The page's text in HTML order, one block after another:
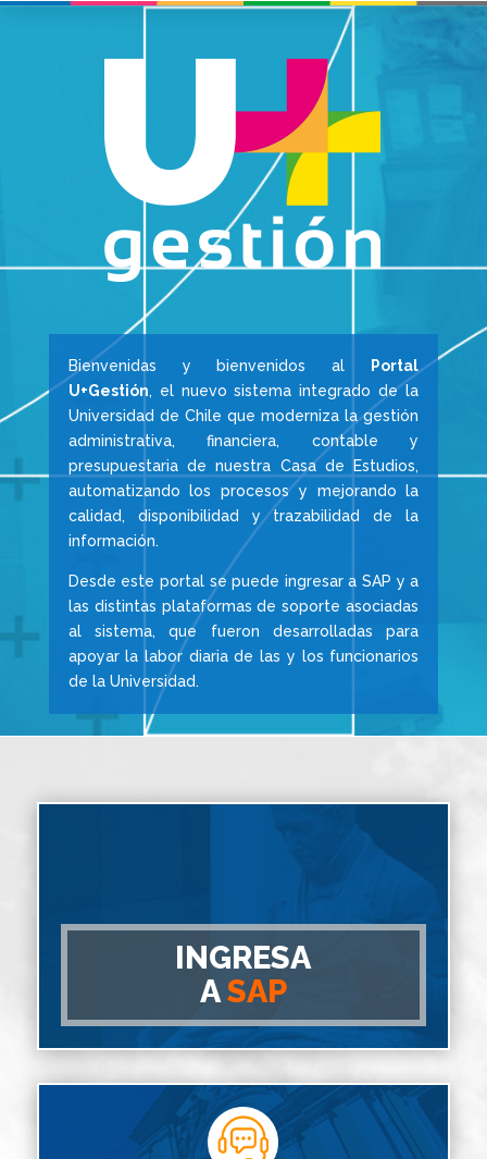
Bienvenidas y bienvenidos al
Portal
U+Gestión, el nuevo sistema integrado de la
Universidad de Chile que moderniza la gestión
administrativa, financiera, contable y
presupuestaria de nuestra Casa de Estudios,
automatizando los procesos y mejorando la
calidad, disponibilidad y trazabilidad de la
información.
Desde este portal se puede ingresar a SAP y a
las distintas plataformas de soporte asociadas
al sistema, que fueron desarrolladas para
apoyar la labor diaria de las y los funcionarios
de la Universidad.
INGRESA
ASAP